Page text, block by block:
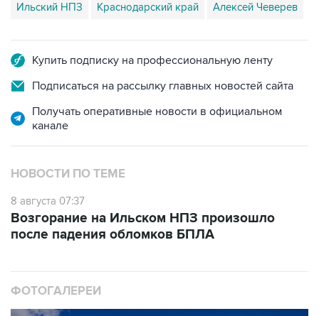
Ильский НПЗ Краснодарский край Алексей Чеверев
Купить подписку на профессиональную ленту
Подписаться на рассылку главных новостей сайта
Получать оперативные новости в официальном
канале
НОВОСТИ ПО ТЕМЕ
8 августа 07:37
Возгорание на Ильском НПЗ произошло
после падения обломков БПЛА
ФОТОГАЛЕРЕИ